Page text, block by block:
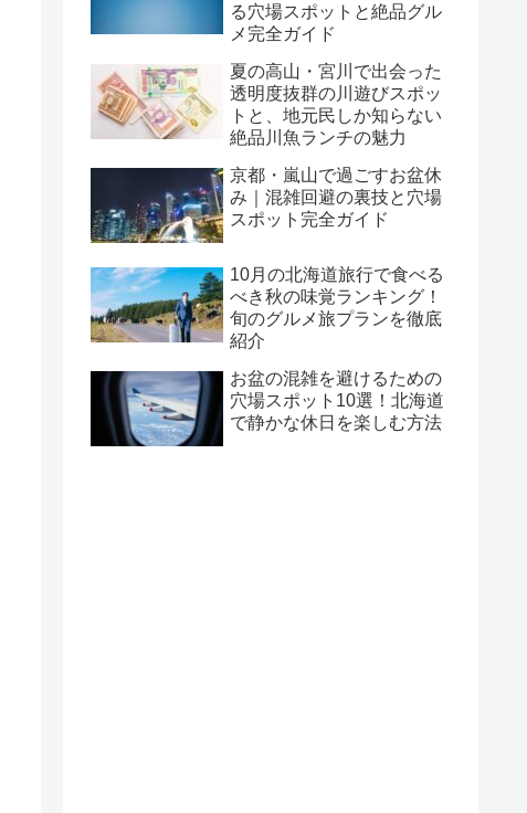
る穴場スポットと絶品グル
メ完全ガイド
夏の高山・宮川で出会った
透明度抜群の川遊びスポッ
トと、地元民しか知らない
絶品川魚ランチの魅力
京都・嵐山で過ごすお盆休
み｜混雑回避の裏技と穴場
スポット完全ガイド
10月の北海道旅行で食べる
べき秋の味覚ランキング！
旬のグルメ旅プランを徹底
紹介
お盆の混雑を避けるための
穴場スポット10選！北海道
で静かな休日を楽しむ方法